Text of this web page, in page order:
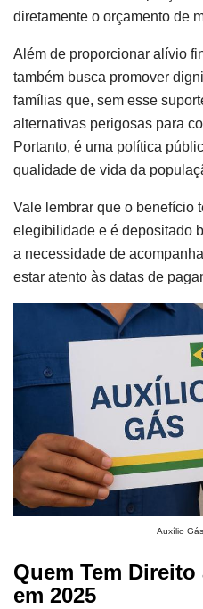
diretamente o orçamento de
Além de proporcionar alívio
também busca promover
famílias que, sem esse
alternativas perigosas para
Portanto, é uma política
qualidade de vida da
Vale lembrar que o benefício
elegibilidade e é depositado
a necessidade de
estar atento às datas de
Auxílio
Quem Tem
em 2025